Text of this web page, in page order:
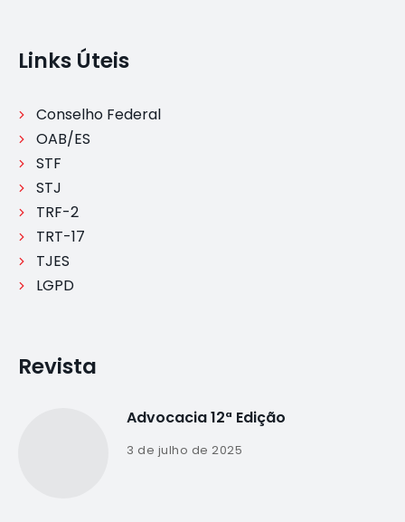
Links Úteis
Conselho Federal
OAB/ES
STF
STJ
TRF-2
TRT-17
TJES
LGPD
Revista
Advocacia 12ª Edição
3 de julho de 2025